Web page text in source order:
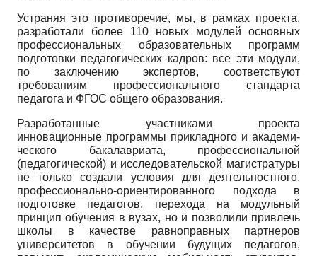
Устраняя это противоречие, мы, в рамках проекта,
разработали более 110 новых модулей основных
профессиональных образовательных программ
подготовки педагогических кадров: все эти модули,
по заключению экспертов, соответствуют
требованиям профессионального стандарта
педагога и ФГОС общего образования.
Разработанные участниками проекта
инновационные программы прикладного и академи­
ческого бакалавриата, профессиональной
(педагогической) и исследовательской магистрату­ры
не только создали условия для деятельностного,
профессионально-ориентированного под­хода в
подготовке педагогов, перехода на модульный
принцип обучения в вузах, но и позво­лили привлечь
школы в качестве равноправных партнеров
университетов в обучении будущих педагогов,